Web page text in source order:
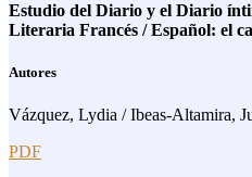
Estudio del Diario y el Diario
Literaria Francés / Español: el
Autores
Vázquez, Lydia / Ibeas-Altamira,
PDF